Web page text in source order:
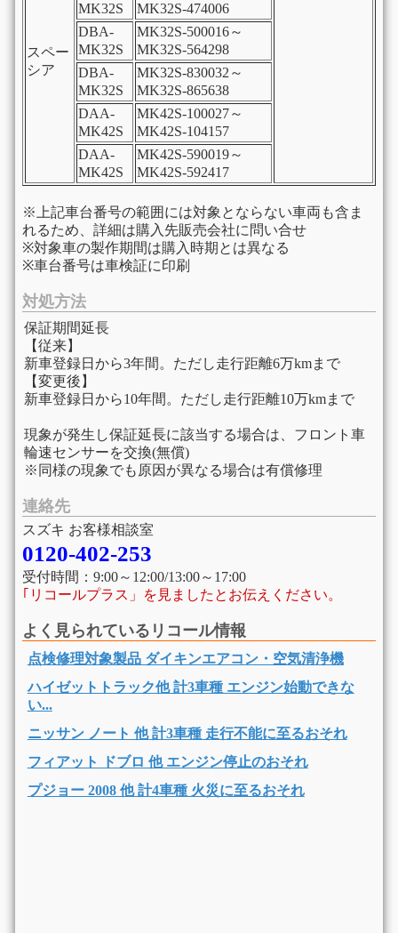
スペー
シア
MK32S
MK32S-474006
DBA-
MK32S
MK32S-500016～
MK32S-564298
DBA-
MK32S
MK32S-830032～
MK32S-865638
DAA-
MK42S
MK42S-100027～
MK42S-104157
DAA-
MK42S
MK42S-590019～
MK42S-592417
※上記車台番号の範囲には対象とならない車両も含ま
れるため、詳細は購入先販売会社に問い合せ
※対象車の製作期間は購入時期とは異なる
※車台番号は車検証に印刷
対処方法
保証期間延長
【従来】
新車登録日から3年間。ただし走行距離6万kmまで
【変更後】
新車登録日から10年間。ただし走行距離10万kmまで
現象が発生し保証延長に該当する場合は、フロント車
輪速センサーを交換(無償)
※同様の現象でも原因が異なる場合は有償修理
連絡先
スズキ お客様相談室
0120-402-253
受付時間：9:00～12:00/13:00～17:00
｢リコールプラス」を見ましたとお伝えください。
よく見られているリコール情報
点検修理対象製品 ダイキンエアコン・空気清浄機
ハイゼットトラック他 計3車種 エンジン始動できな
い...
ニッサン ノート 他 計3車種 走行不能に至るおそれ
フィアット ドブロ 他 エンジン停止のおそれ
プジョー 2008 他 計4車種 火災に至るおそれ